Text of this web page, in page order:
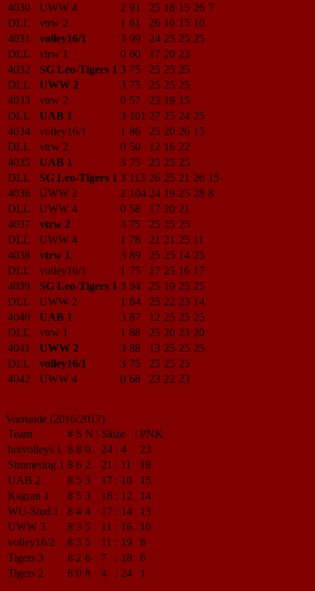
4030
UWW 4 2 91 25 18 15 26 7
DLL
vtrw 2 1 61 26 10 15 10
4031
volley16/1 3 99 24 25 25 25
DLL
vtrw 1 0 60 17 20 23
4032
SG Leo-Tigers 1 3 75 25 25 25
DLL
UWW 2 3 75 25 25 25
4033
vtrw 2 0 57 23 19 15
DLL
UAB 1 3 101 27 25 24 25
4034
volley16/1 1 86 25 20 26 15
DLL
vtrw 2 0 50 12 16 22
4035
UAB 1 3 75 25 25 25
DLL
SG Leo-Tigers 1 3 113 26 25 21 26 15
4036
UWW 2 2 104 24 19 25 28 8
DLL
UWW 4 0 58 17 20 21
4037
vtrw 2 3 75 25 25 25
DLL
UWW 4 1 78 21 21 25 11
4038
vtrw 1 3 89 25 25 14 25
DLL
volley16/1 1 75 17 25 16 17
4039
SG Leo-Tigers 1 3 94 25 19 25 25
DLL
UWW 2 1 84 25 22 23 14
4040
UAB 1 3 87 12 25 25 25
DLL
vtrw 1 1 88 25 20 23 20
4041
UWW 2 3 88 13 25 25 25
DLL
volley16/1 3 75 25 25 25
4042
UWW 4 0 68 23 22 23
Vorrunde (2016/2017)
Team
# S N | Sätze | PNK
hotvolleys 1
8 8 0 24 : 4
23
Simmering 1 8 6 2 21 : 11
18
UAB 2
8 5 3 17 : 10
15
Kagran 1
8 5 3 16 : 12
14
WU-Stud.1
8 4 4 17 : 14
13
UWW 3
8 3 5 11 : 16
10
volley16/2
8 3 5 11 : 19
8
Tigers 3
8 2 6 7 : 18
6
Tigers 2
8 0 8 4 : 24 1